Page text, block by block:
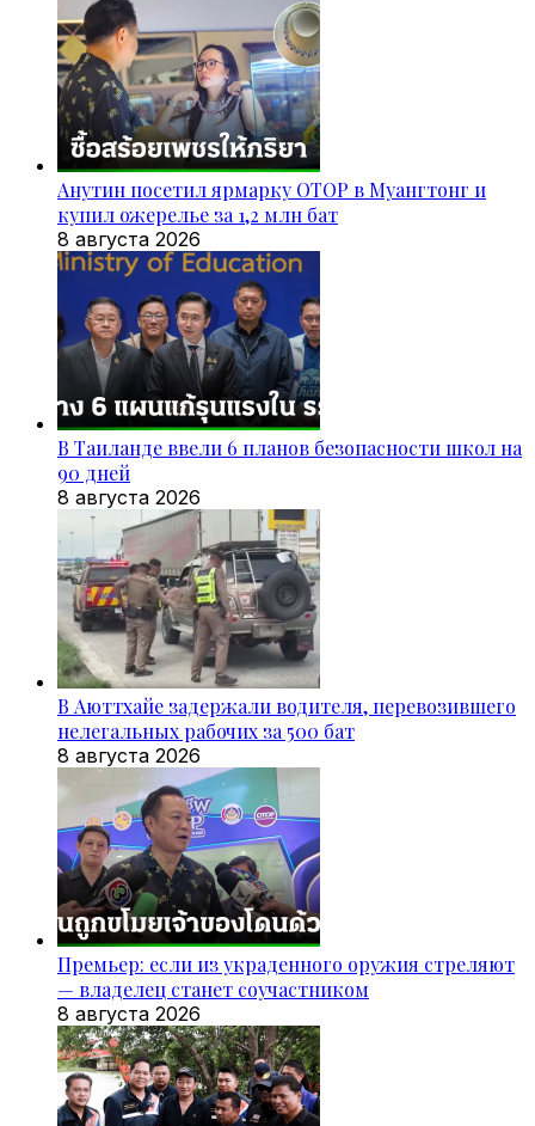
Анутин посетил ярмарку OTOP в Муангтонг и
купил ожерелье за 1,2 млн бат
8 августа 2026
В Таиланде ввели 6 планов безопасности школ на
90 дней
8 августа 2026
В Аюттхайе задержали водителя, перевозившего
нелегальных рабочих за 500 бат
8 августа 2026
Премьер: если из украденного оружия стреляют
— владелец станет соучастником
8 августа 2026